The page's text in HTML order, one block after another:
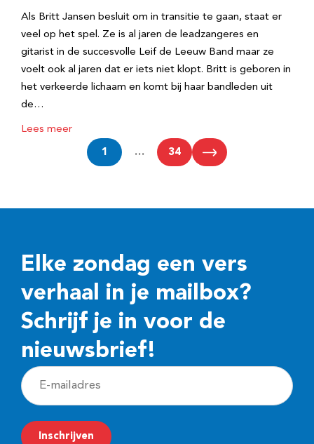
Als Britt Jansen besluit om in transitie te gaan, staat er
veel op het spel. Ze is al jaren de leadzangeres en
gitarist in de succesvolle Leif de Leeuw Band maar ze
voelt ook al jaren dat er iets niet klopt. Britt is geboren in
het verkeerde lichaam en komt bij haar bandleden uit
de…
Lees meer
1 … 34
Elke zondag een vers
verhaal in je mailbox?
Schrijf je in voor de
nieuwsbrief!
E
-
m
Inschrijven